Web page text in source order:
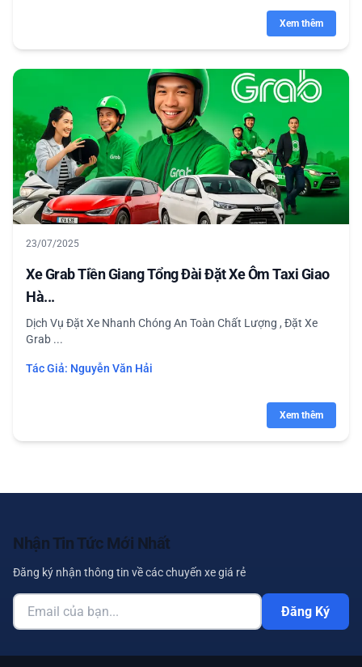
Xem thêm
23/07/2025
Xe Grab Tiền Giang Tổng Đài Đặt Xe Ôm Taxi Giao
Hà...
Dịch Vụ Đặt Xe Nhanh Chóng An Toàn Chất Lượng , Đặt Xe
Grab ...
Tác Giả: Nguyễn Văn Hải
Xem thêm
Nhận Tin Tức Mới Nhất
Đăng ký nhận thông tin về các chuyến xe giá rẻ
Đăng Ký